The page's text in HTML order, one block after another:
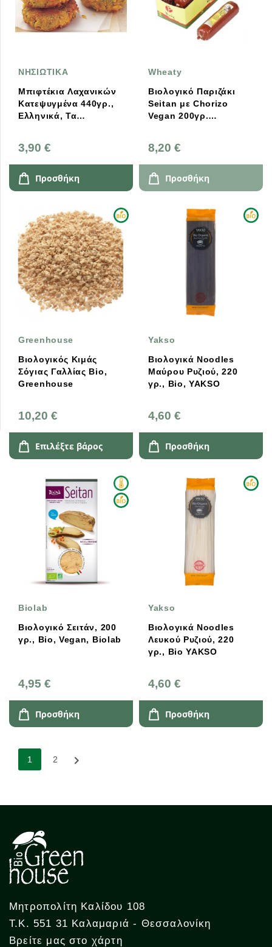
ΝΗΣΙΩΤΙΚΑ
Μπιφτέκια Λαχανικών
Κατεψυγμένα 440γρ.,
Ελληνικά, Τα
3,90 €
Προσθήκη
Wheaty
Βιολογικό Παριζάκι
Seitan με Chorizo
Vegan 200γρ.
8,20 €
Προσθήκη
Greenhouse
Βιολογικός Κιμάς
Σόγιας Γαλλίας Bio,
Greenhouse
10,20 €
Επιλέξτε βάρος
Yakso
Βιολογικά Noodles
Μαύρου Ρυζιού, 220
γρ., Bio, YAKSO
4,60 €
Προσθήκη
Biolab
Βιολογικό Σειτάν, 200
γρ., Bio, Vegan, Biolab
4,95 €
Προσθήκη
Yakso
Βιολογικά Noodles
Λευκού Ρυζιού, 220
γρ., Bio YAKSO
4,60 €
Προσθήκη
1 2 
Μητροπολίτη Καλίδου 108
Τ.Κ. 551 31 Καλαμαριά - Θεσσαλονίκη
Βρείτε μας στο χάρτη